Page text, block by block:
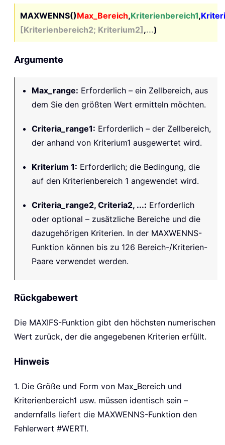
MAXWENNS()Max_Bereich,Kriterienbereich1,
[Kriterienbereich2; Kriterium2] ,...)
Argumente
Max_range: Erforderlich – ein Zellbereich, aus
dem Sie den größten Wert ermitteln möchten.
Criteria_range1: Erforderlich – der Zellbereich,
der anhand von Kriterium1 ausgewertet wird.
Kriterium 1: Erforderlich; die Bedingung, die
auf den Kriterienbereich 1 angewendet wird.
Criteria_range2, Criteria2, ...: Erforderlich
oder optional – zusätzliche Bereiche und die
dazugehörigen Kriterien. In der MAXWENNS-
Funktion können bis zu 126 Bereich-/Kriterien-
Paare verwendet werden.
Rückgabewert
Die MAXIFS-Funktion gibt den höchsten numerischen
Wert zurück, der die angegebenen Kriterien erfüllt.
Hinweis
1. Die Größe und Form von Max_Bereich und
Kriterienbereich1 usw. müssen identisch sein –
andernfalls liefert die MAXWENNS-Funktion den
Fehlerwert #WERT!.